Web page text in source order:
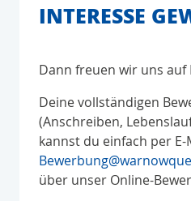
INTERESSE
Dann freuen wir uns auf
Deine vollständigen
(Anschreiben,
kannst du einfach per E-
über unser Online-